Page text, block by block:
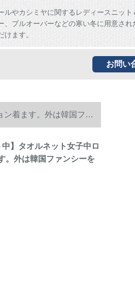
ルやカシミヤに関するレディースニット
、プルオーバーなどの寒い冬に用意され
ます。
お問い
着ます。外は韓国ファ
】タオルネット女子中ロ
。外は韓国ファンシーを